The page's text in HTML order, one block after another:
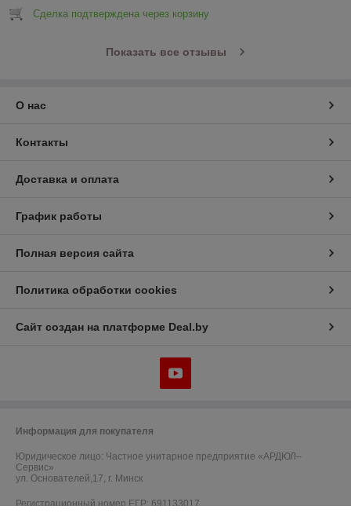
Сделка подтверждена через корзину
Показать все отзывы
О нас
Контакты
Доставка и оплата
График работы
Полная версия сайта
Политика обработки cookies
Сайт создан на платформе Deal.by
Информация для покупателя
Юридическое лицо: Частное унитарное предприятие «АРДЮЛ–
Сервис»
ул. Основателей,17, г. Минск
Регистрационный номер ЕГР: 691133017